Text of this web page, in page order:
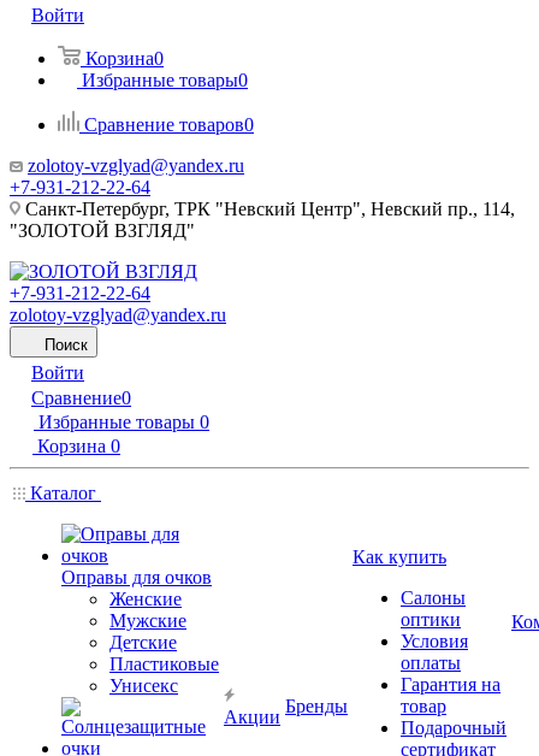
Войти
Корзина0
Избранные товары0
Сравнение товаров0
zolotoy-vzglyad@yandex.ru
+7-931-212-22-64
Санкт-Петербург, ТРК "Невский Центр", Невский пр., 114,
"ЗОЛОТОЙ ВЗГЛЯД"
+7-931-212-22-64
zolotoy-vzglyad@yandex.ru
Поиск
Войти
Сравнение0
Избранные товары 0
Корзина 0
Каталог
Оправы для очков
Женские
Мужские
Детские
Пластиковые
Унисекс
Акции
Бренды
Как купить
Салоны
оптики
Условия
оплаты
Гарантия на
товар
Подарочный
сертификат